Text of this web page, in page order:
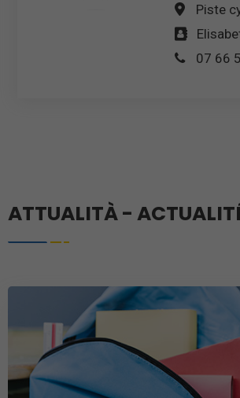
Piste
07 66
ATTUALITÀ -